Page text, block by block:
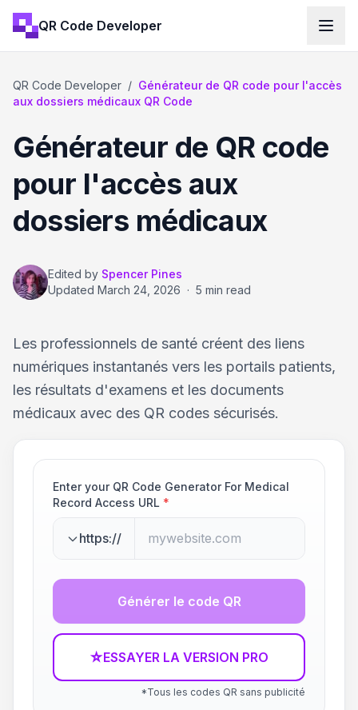
QR Code Developer
QR Code Developer / Générateur de QR code pour l'accès
aux dossiers médicaux QR Code
Générateur de QR code
pour l'accès aux
dossiers médicaux
Edited by Spencer Pines
Updated March 24, 2026 · 5 min read
Les professionnels de santé créent des liens
numériques instantanés vers les portails patients,
les résultats d'examens et les documents
médicaux avec des QR codes sécurisés.
Enter your QR Code Generator For Medical
Record Access URL *
https://
Générer le code QR
☆ESSAYER LA VERSION PRO
*Tous les codes QR sans publicité